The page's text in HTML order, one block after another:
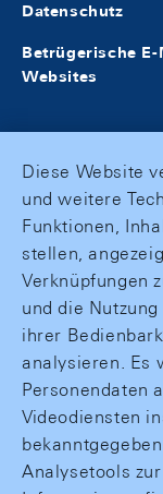
Datenschutz
Betrügerische
Websites
Diese Website
und weitere
Funktionen,
stellen,
Verknüpfungen
und die
ihrer
analysieren. Es
Personendaten
Videodiensten
Analysetools